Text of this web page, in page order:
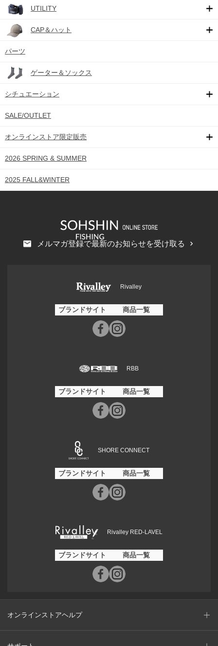
UTILITY
CAP＆ハット
パーツ
ゲーター＆ソックス
シチュエーション
SALE/OUTLET
オンラインストア限定販売
2026 SPRING & SUMMER
2025 FALL&WINTER
メルマガ登録で最新のお知らせを受け取る
Rivalley
ブランドサイト 商品一覧
RBB
ブランドサイト 商品一覧
SHORE CONNECT
ブランドサイト 商品一覧
Rivalley RED-LAVEL
ブランドサイト 商品一覧
オンラインストアヘルプ